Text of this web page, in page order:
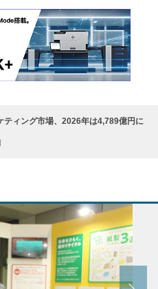
ティング市場、2026年は4,789億円に